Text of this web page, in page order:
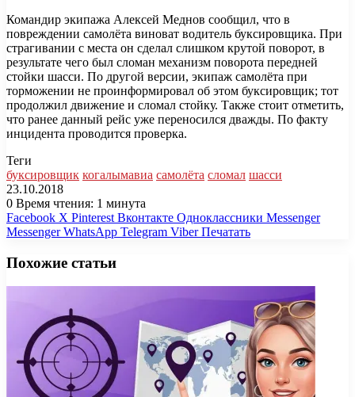
Командир экипажа Алексей Меднов сообщил, что в
повреждении самолёта виноват водитель буксировщика. При
страгивании с места он сделал слишком крутой поворот, в
результате чего был сломан механизм поворота передней
стойки шасси. По другой версии, экипаж самолёта при
торможении не проинформировал об этом буксировщик; тот
продолжил движение и сломал стойку. Также стоит отметить,
что ранее данный рейс уже переносился дважды. По факту
инцидента проводится проверка.
Теги
буксировщик когалымавиа самолёта сломал шасси
23.10.2018
0 Время чтения: 1 минута
Facebook X Pinterest Вконтакте Одноклассники Messenger
Messenger WhatsApp Telegram Viber Печатать
Похожие статьи